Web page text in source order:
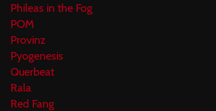
Phileas in the Fog
POM
Provinz
Pyogenesis
Querbeat
Rala
Red Fang